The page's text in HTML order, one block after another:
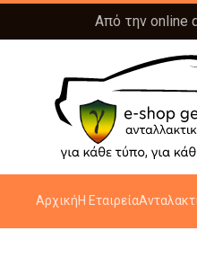
Από την online
ΑρχικήΗ Εταιρεία